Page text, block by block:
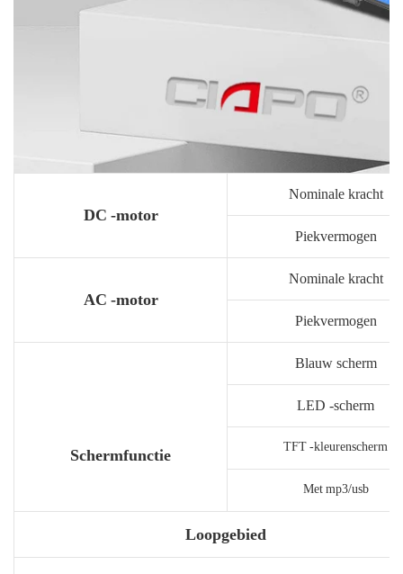
DC -motor
Nominale kracht
Piekvermogen
AC -motor
Nominale kracht
Piekvermogen
Schermfunctie
Blauw scherm
LED -scherm
TFT -kleurenscherm
Met mp3/usb
Loopgebied